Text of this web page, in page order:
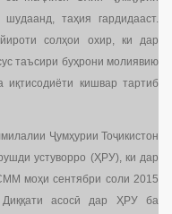
таҳия гардидааст.
солҳои охир, ки дар
таъсири буҳрони молиявию
иқтисодиёти кишвар тартиб
Ҷумҳурии Тоҷикистон
устуворро (ҲРУ), ки дар
моҳи сентябри соли 2015
асосӣ дар ҲРУ ба